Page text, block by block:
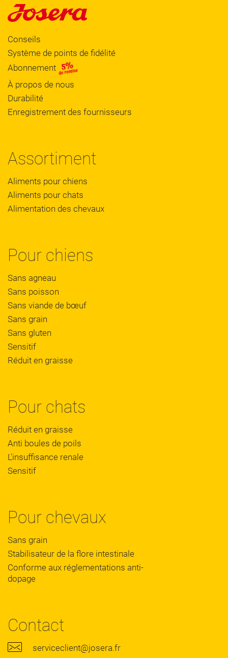
Conseils
Système de points de fidélité
Abonnement
À propos de nous
Durabilité
Enregistrement des fournisseurs
Assortiment
Aliments pour chiens
Aliments pour chats
Alimentation des chevaux
Pour chiens
Sans agneau
Sans poisson
Sans viande de bœuf
Sans grain
Sans gluten
Sensitif
Réduit en graisse
Pour chats
Réduit en graisse
Anti boules de poils
L'insuffisance renale
Sensitif
Pour chevaux
Sans grain
Stabilisateur de la flore intestinale
Conforme aux réglementations anti-
dopage
Contact
serviceclient@josera.fr